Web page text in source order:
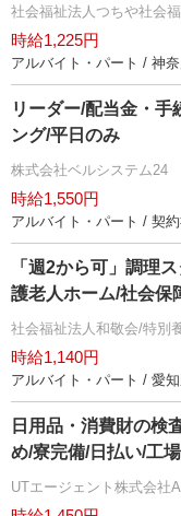
社会福祉法人つちや社会
時給1,225円
アルバイト・パート / 神
リーダー/配当金・手
ング/平日のみ
株式会社ベルシステム24
時給1,550円
アルバイト・パート / 契
「週2から可」調理
護老人ホーム/社会保
社会福祉法人和敬会/特別
時給1,140円
アルバイト・パート / 愛
日用品・消費財の検
め/寮完備/日払い/工
UTエージェント株式会社